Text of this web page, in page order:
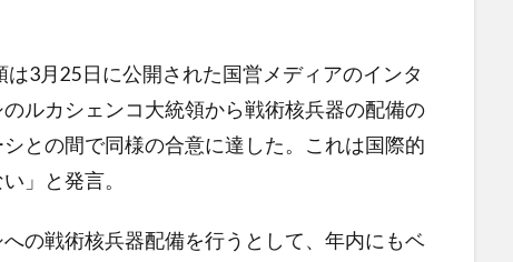
3月25日に公開された国営メディアのインタ
ルカシェンコ大統領から戦術核兵器の配備の
との間で同様の合意に達した。これは国際的
」と発言。
の戦術核兵器配備を行うとして、年内にもベ